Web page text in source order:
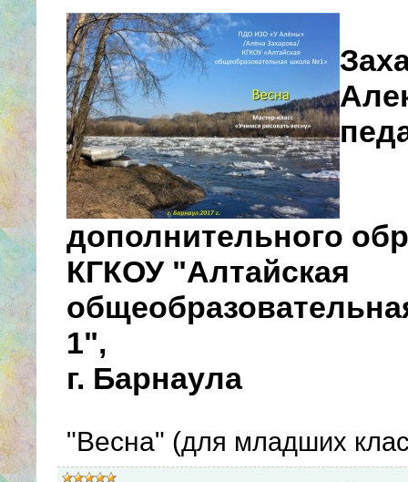
дополнительного
КГКОУ "Алтайская
1",
г. Барнаула
"Весна" (для младших